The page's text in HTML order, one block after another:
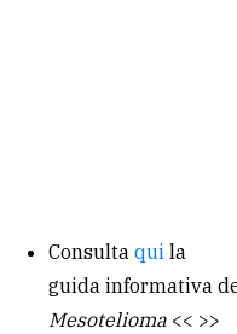
Consulta qui la
guida informativa
Mesotelioma << >>